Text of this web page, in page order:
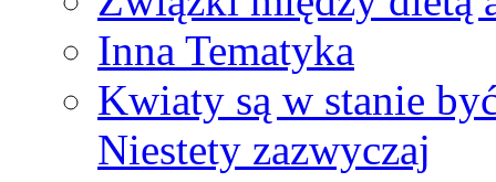
Inna Tematyka
Kwiaty są w stanie
Niestety zazwyczaj